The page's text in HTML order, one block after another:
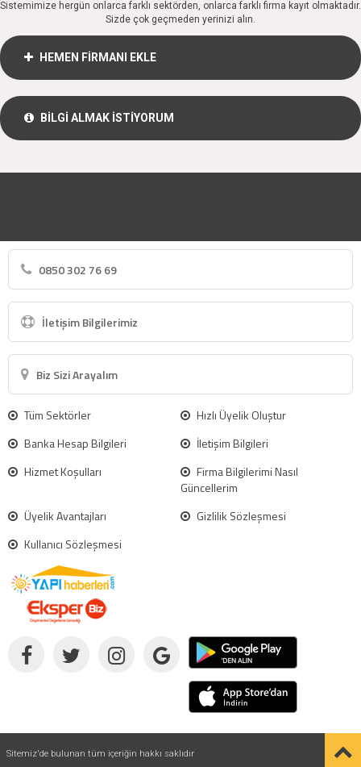
Sistemimize hergün onlarca farklı sektörden, onlarca farklı firma kayıt olmaktadır.
Sizde çok geçmeden yerinizi alın.
HEMEN FİRMANI EKLE
BİLGİ ALMAK İSTİYORUM
0850 302 76 69
İletişim Bilgilerimiz
Biz Sizi Arayalım
Tüm Sektörler
Hızlı Üyelik Oluştur
Banka Hesap Bilgileri
İletişim Bilgileri
Hizmet Koşulları
Firma Bilgilerimi Nasıl
Güncellerim
Üyelik Avantajları
Gizlilik Sözleşmesi
Kullanıcı Sözleşmesi
Sitemiz'de bulunan tüm içeriğin hakkı saklıdır